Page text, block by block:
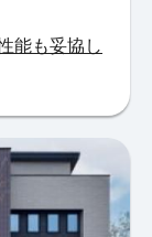
能も妥協し